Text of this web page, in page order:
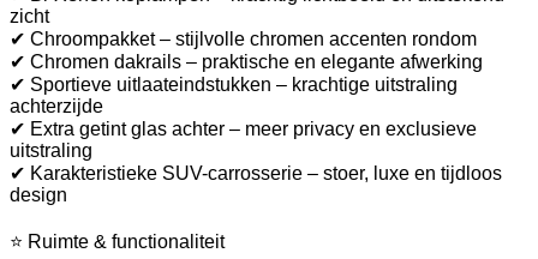
zicht
✔ Chroompakket – stijlvolle chromen accenten rondom
✔ Chromen dakrails – praktische en elegante afwerking
✔ Sportieve uitlaateindstukken – krachtige uitstraling
achterzijde
✔ Extra getint glas achter – meer privacy en exclusieve
uitstraling
✔ Karakteristieke SUV-carrosserie – stoer, luxe en tijdloos
design
⭐ Ruimte & functionaliteit